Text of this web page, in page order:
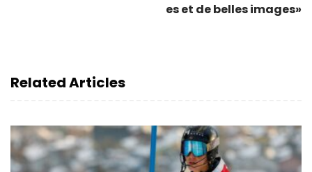
es et de belles images»
Related Articles